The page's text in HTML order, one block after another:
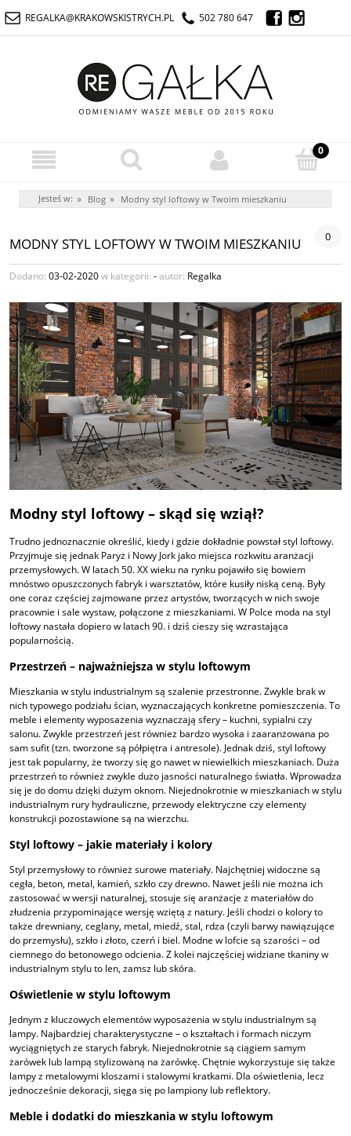
REGALKA@KRAKOWSKISTRYCH.PL 502 780 647
Jesteś w: » Blog » Modny styl loftowy w Twoim mieszkaniu
MODNY STYL LOFTOWY W TWOIM MIESZKANIU 0
Dodano: 03-02-2020w kategorii: -autor: Regalka
Modny styl loftowy – skąd się wziął?
Trudno jednoznacznie określić, kiedy i gdzie dokładnie powstał styl loftowy.
Przyjmuje się jednak Paryż i Nowy Jork jako miejsca rozkwitu aranżacji
przemysłowych. W latach 50. XX wieku na rynku pojawiło się bowiem
mnóstwo opuszczonych fabryk i warsztatów, które kusiły niską ceną. Były
one coraz częściej zajmowane przez artystów, tworzących w nich swoje
pracownie i sale wystaw, połączone z mieszkaniami. W Polce moda na styl
loftowy nastała dopiero w latach 90. i dziś cieszy się wzrastająca
popularnością.
Przestrzeń – najważniejsza w stylu loftowym
Mieszkania w stylu industrialnym są szalenie przestronne. Zwykle brak w
nich typowego podziału ścian, wyznaczających konkretne pomieszczenia. To
meble i elementy wyposażenia wyznaczają sfery – kuchni, sypialni czy
salonu. Zwykle przestrzeń jest również bardzo wysoka i zaaranżowana po
sam sufit (tzn. tworzone są półpiętra i antresole). Jednak dziś, styl loftowy
jest tak popularny, że tworzy się go nawet w niewielkich mieszkaniach. Duża
przestrzeń to również zwykle dużo jasności naturalnego światła. Wprowadza
się je do domu dzięki dużym oknom. Niejednokrotnie w mieszkaniach w stylu
industrialnym rury hydrauliczne, przewody elektryczne czy elementy
konstrukcji pozostawione są na wierzchu.
Styl loftowy – jakie materiały i kolory
Styl przemysłowy to również surowe materiały. Najchętniej widoczne są
cegła, beton, metal, kamień, szkło czy drewno. Nawet jeśli nie można ich
zastosować w wersji naturalnej, stosuje się aranżacje z materiałów do
złudzenia przypominające wersję wziętą z natury. Jeśli chodzi o kolory to
także drewniany, ceglany, metal, miedź, stal, rdza (czyli barwy nawiązujące
do przemysłu), szkło i złoto, czerń i biel. Modne w lofcie są szarości – od
ciemnego do betonowego odcienia. Z kolei najczęściej widziane tkaniny w
industrialnym stylu to len, zamsz lub skóra.
Oświetlenie w stylu loftowym
Jednym z kluczowych elementów wyposażenia w stylu industrialnym są
lampy. Najbardziej charakterystyczne – o kształtach i formach niczym
wyciągniętych ze starych fabryk. Niejednokrotnie są ciągiem samym
żarówek lub lampą stylizowaną na żarówkę. Chętnie wykorzystuje się także
lampy z metalowymi kloszami i stalowymi kratkami. Dla oświetlenia, lecz
jednocześnie dekoracji, sięga się po lampiony lub reflektory.
Meble i dodatki do mieszkania w stylu loftowym